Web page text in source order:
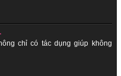
chỉ có tác dụng giúp không